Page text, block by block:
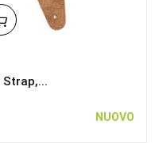
Strap,...
NUOVO